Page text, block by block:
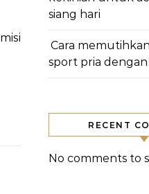
siang hari
Cara
sport pria
RECENT
No comments to